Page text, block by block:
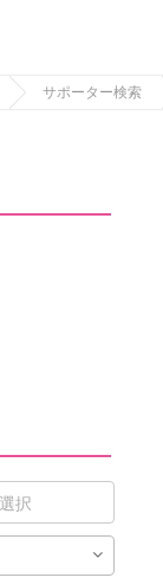
サポーター検索